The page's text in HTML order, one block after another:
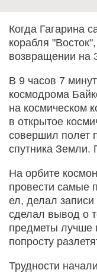
Когда Гагарина
корабля
возвращении
В 9 часов 7
космодрома
на космическом
в открытое
совершил полет
спутника Земли.
На орбите
провести самые
ел, делал
сделал вывод о
предметы лучше
попросту
Трудности